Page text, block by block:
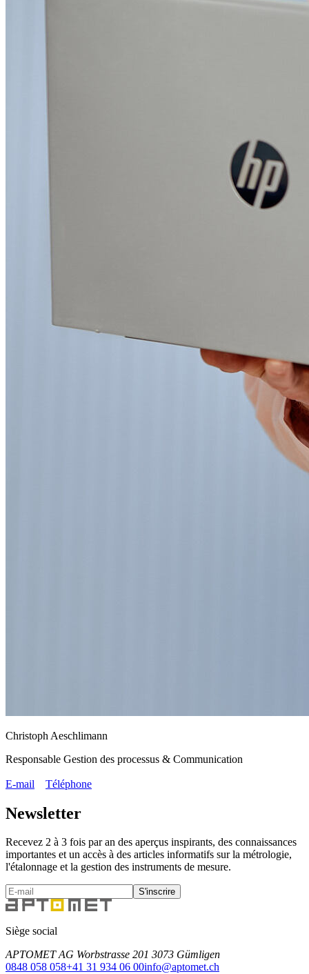
Christoph Aeschlimann
Responsable Gestion des processus & Communication
E-mail Téléphone
Newsletter
Recevez 2 à 3 fois par an des aperçus inspirants, des connaissances
importantes et un accès à des articles informatifs sur la métrologie,
l'étalonnage et la gestion des instruments de mesure.
S'inscrire
Siège social
APTOMET AG Worbstrasse 201 3073 Gümligen
0848 058 058+41 31 934 06 00info@aptomet.ch